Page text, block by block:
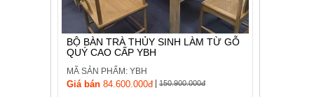
BỘ BÀN TRÀ THỦY SINH LÀM TỪ GỖ
QUÝ CAO CẤP YBH
MÃ SẢN PHẨM: YBH
Giá bán 84.600.000đ| 150.900.000đ